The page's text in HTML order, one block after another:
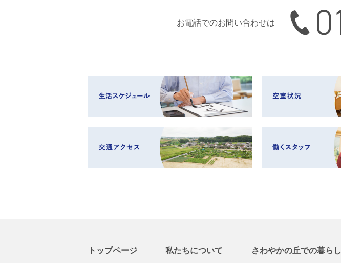
お電話でのお問い合わせは 0120-508-165
トップページ
私たちについて
さわやかの丘での暮らし